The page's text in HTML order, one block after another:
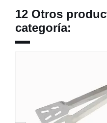
12 Otros
categoría: